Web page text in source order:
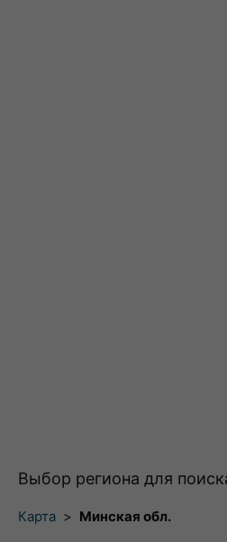
Выбор региона для
Карта > Минская обл.